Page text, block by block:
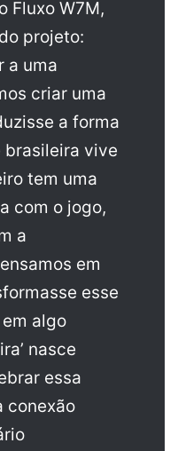
Fluxo W7M,
projeto:
a uma
criar uma
a forma
brasileira vive
tem uma
com o jogo,
a
em
esse
algo
nasce
essa
conexão